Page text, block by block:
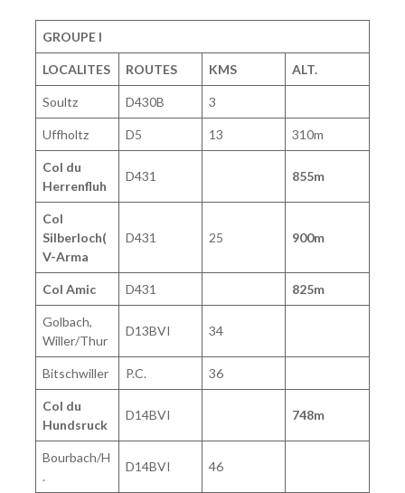
GROUPE I
LOCALITES ROUTES KMS ALT.
Soultz D430B 3
Uffholtz D5 13 310m
Col du
Herrenfluh
D431 855m
Col
Silberloch(
V-Arma
D431 25 900m
Col Amic D431 825m
Golbach,
Willer/Thur
D13BVI 34
Bitschwiller P.C. 36
Col du
Hundsruck
D14BVI 748m
Bourbach/H
.
D14BVI 46